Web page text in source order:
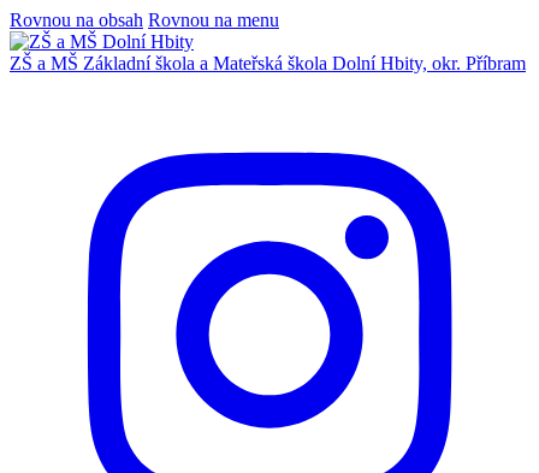
Rovnou na obsah Rovnou na menu
ZŠ a MŠ Základní škola a Mateřská škola Dolní Hbity, okr. Příbram